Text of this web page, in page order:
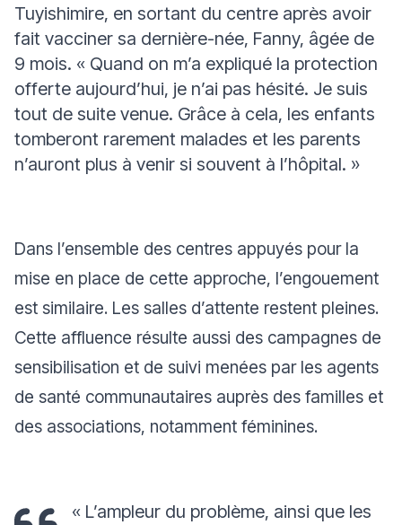
Tuyishimire, en sortant du centre après avoir
fait vacciner sa dernière-née, Fanny, âgée de
9 mois. « Quand on m’a expliqué la protection
offerte aujourd’hui, je n’ai pas hésité. Je suis
tout de suite venue. Grâce à cela, les enfants
tomberont rarement malades et les parents
n’auront plus à venir si souvent à l’hôpital. »
Dans l’ensemble des centres appuyés pour la
mise en place de cette approche, l’engouement
est similaire. Les salles d’attente restent pleines.
Cette affluence résulte aussi des campagnes de
sensibilisation et de suivi menées par les agents
de santé communautaires auprès des familles et
des associations, notamment féminines.
« L’ampleur du problème, ainsi que les